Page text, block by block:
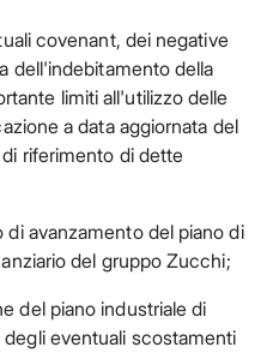
covenant, dei negative
dell'indebitamento della
limiti all'utilizzo delle
a data aggiornata del
riferimento di dette
avanzamento del piano di
del gruppo Zucchi;
del piano industriale di
eventuali scostamenti